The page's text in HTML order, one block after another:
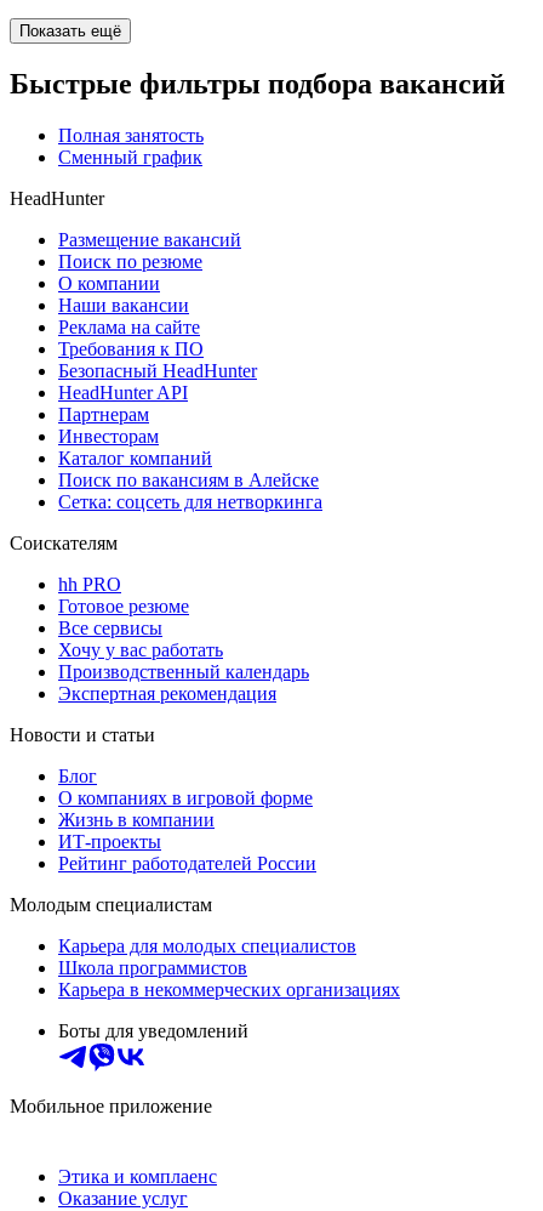
Показать ещё
Быстрые фильтры подбора вакансий
Полная занятость
Сменный график
HeadHunter
Размещение вакансий
Поиск по резюме
О компании
Наши вакансии
Реклама на сайте
Требования к ПО
Безопасный HeadHunter
HeadHunter API
Партнерам
Инвесторам
Каталог компаний
Поиск по вакансиям в Алейске
Сетка: соцсеть для нетворкинга
Соискателям
hh PRO
Готовое резюме
Все сервисы
Хочу у вас работать
Производственный календарь
Экспертная рекомендация
Новости и статьи
Блог
О компаниях в игровой форме
Жизнь в компании
ИТ-проекты
Рейтинг работодателей России
Молодым специалистам
Карьера для молодых специалистов
Школа программистов
Карьера в некоммерческих организациях
Боты для уведомлений
Мобильное приложение
Этика и комплаенс
Оказание услуг